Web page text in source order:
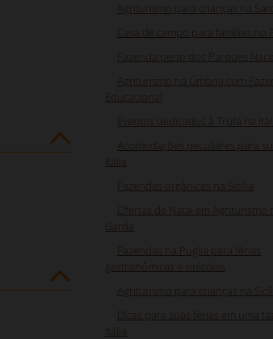
Agriturismo para crianças na
Casa de campo para famílias no
Fazenda perto dos Parques
Agriturismo na Úmbria com
Educacional
Eventos dedicados à Trufa na
Acomodações peculiares para
Itália
Fazendas orgânicas na Sicília
Ofertas de Natal em Agriturismo
Garda
Fazendas na Puglia para férias
gastronômicas e vinícolas
Agriturismo para crianças na
Dicas para suas férias em uma
Itália